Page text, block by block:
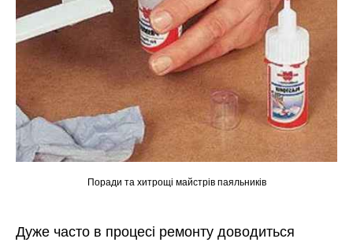
Поради та хитрощі майстрів паяльників
Дуже часто в процесі ремонту доводиться